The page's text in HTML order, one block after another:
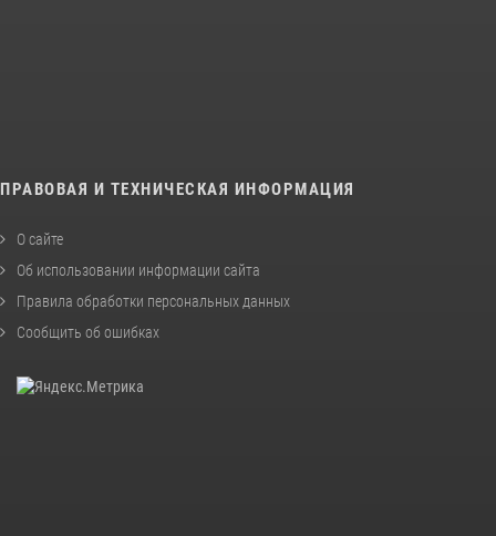
ПРАВОВАЯ И ТЕХНИЧЕСКАЯ ИНФОРМАЦИЯ
О сайте
Об использовании информации сайта
Правила обработки персональных данных
Сообщить об ошибках